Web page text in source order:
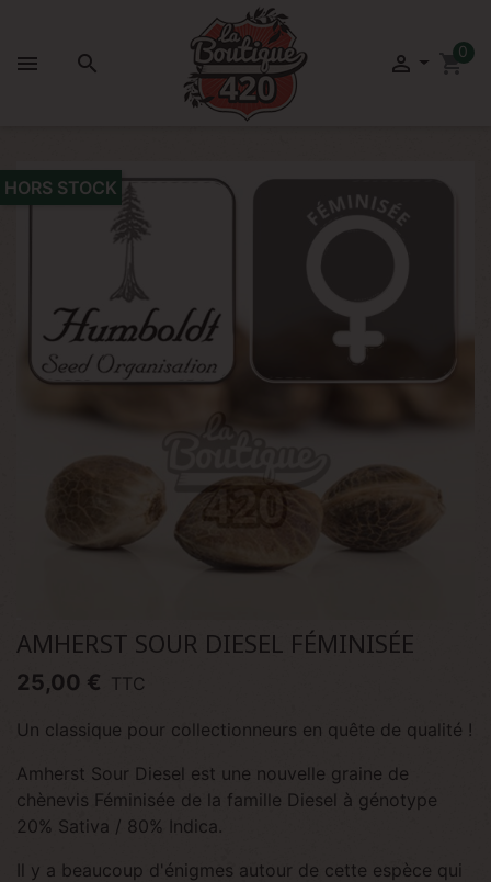
   shopping_cart0
HORS STOCK
AMHERST SOUR DIESEL FÉMINISÉE
25,00 € TTC
Un classique pour collectionneurs en quête de qualité !
Amherst Sour Diesel est une nouvelle graine de
chènevis Féminisée de la famille Diesel à génotype
20% Sativa / 80% Indica.
Il y a beaucoup d'énigmes autour de cette espèce qui